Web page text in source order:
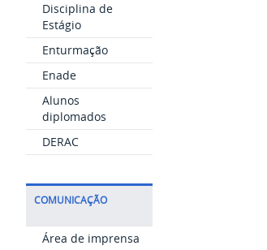
Disciplina de
Estágio
Enturmação
Enade
Alunos
diplomados
DERAC
COMUNICAÇÃO
Área de imprensa